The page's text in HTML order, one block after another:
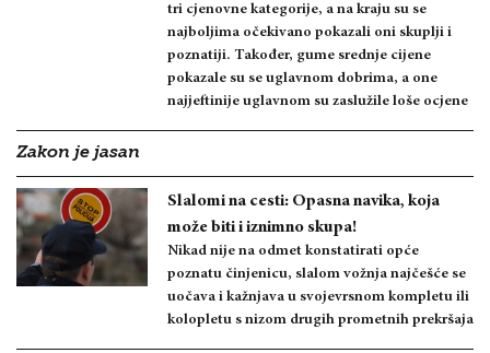
tri cjenovne kategorije, a na kraju su se
najboljima očekivano pokazali oni skuplji i
poznatiji. Također, gume srednje cijene
pokazale su se uglavnom dobrima, a one
najjeftinije uglavnom su zaslužile loše ocjene
Zakon je jasan
Slalomi na cesti: Opasna navika, koja
može biti i iznimno skupa!
Nikad nije na odmet konstatirati opće
poznatu činjenicu, slalom vožnja najčešće se
uočava i kažnjava u svojevrsnom kompletu ili
kolopletu s nizom drugih prometnih prekršaja